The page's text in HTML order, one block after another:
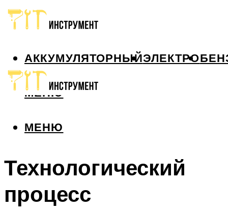
АККУМУЛЯТОРНЫЙЭЛЕКТРО
МЕНЮ
МЕНЮ
Технологический
процесс